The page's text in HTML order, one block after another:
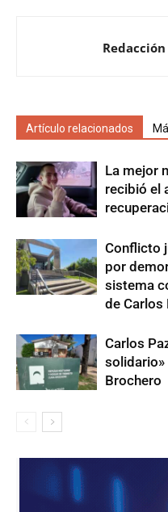
Artículo relacionados
La mejor
recibió el
Conflicto
por
sistema
de Carlos
Carlos
solidario»
Brochero